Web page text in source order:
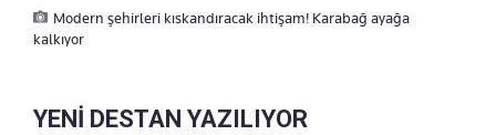
Modern şehirleri kıskandıracak ihtişam! Karabağ ayağa
kalkıyor
YENİ DESTAN YAZILIYOR